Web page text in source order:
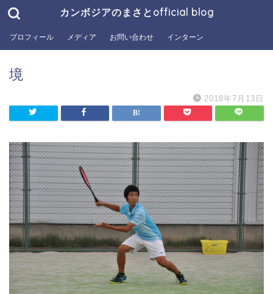
カンボジアのまさとofficial blog
プロフィール メディア お問い合わせ インターン
境
2018年7月13日